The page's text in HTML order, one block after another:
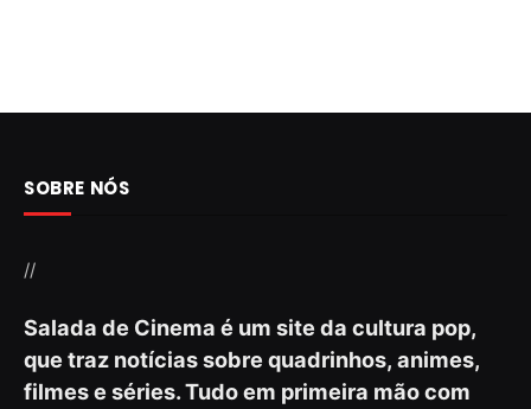
SOBRE NÓS
//
Salada de Cinema é um site da cultura pop,
que traz notícias sobre quadrinhos, animes,
filmes e séries. Tudo em primeira mão com